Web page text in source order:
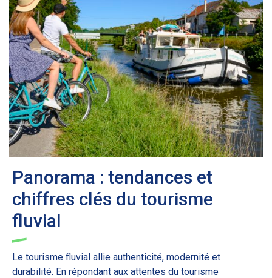
Panorama : tendances et
chiffres clés du tourisme
fluvial
Le tourisme fluvial allie authenticité, modernité et
durabilité. En répondant aux attentes du tourisme